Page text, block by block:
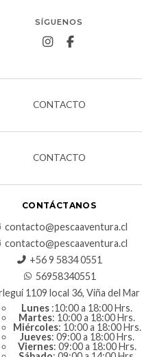
SÍGUENOS
CONTACTO
CONTACTO
CONTÁCTANOS
contacto@pescaaventura.cl
contacto@pescaaventura.cl
+56 9 5834 0551
56958340551
1109 local 36, Viña del Mar
Lunes :10:00 a 18:00 Hrs.
Martes: 10:00 a 18:00 Hrs.
Miércoles: 10:00 a 18:00 Hrs.
Jueves: 09:00 a 18:00 Hrs.
Viernes: 09:00 a 18:00 Hrs.